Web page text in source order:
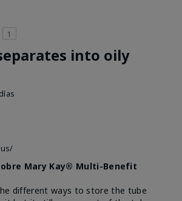
1
into oily
Mary Kay® Multi-Benefit
different ways to store the tube